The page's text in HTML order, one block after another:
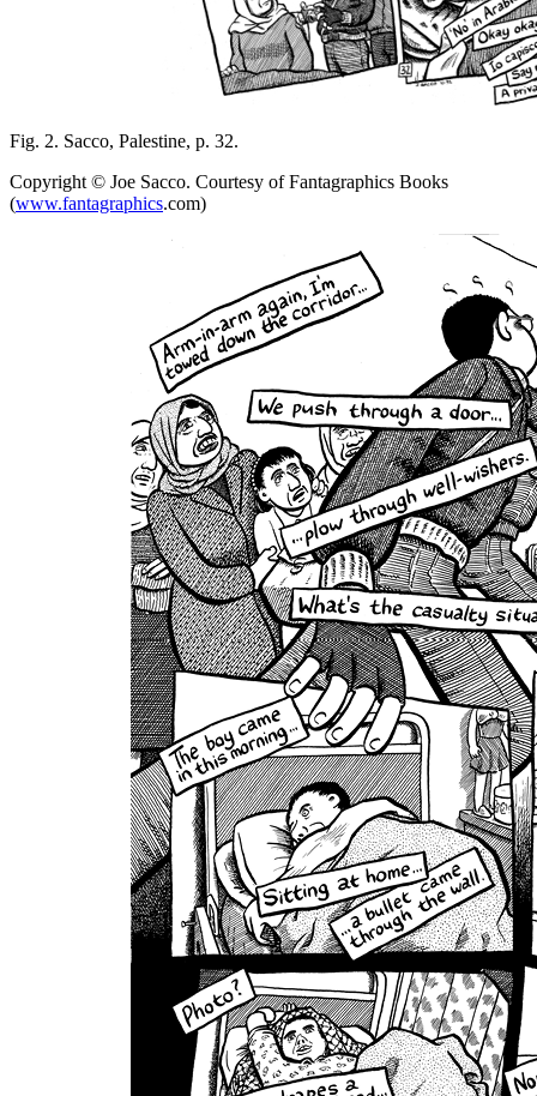
Fig. 2. Sacco, Palestine, p. 32.
Copyright © Joe Sacco. Courtesy of Fantagraphics Books
(www.fantagraphics.com)